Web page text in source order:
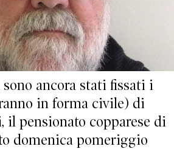
sono ancora stati fissati i
in forma civile) di
il pensionato copparese di
domenica pomeriggio